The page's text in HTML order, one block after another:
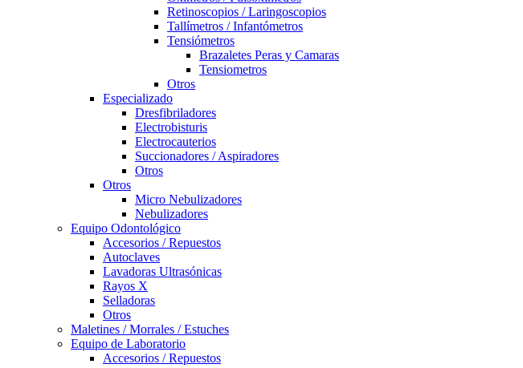
Retinoscopios / Laringoscopios
Tallímetros / Infantómetros
Tensiómetros
Brazaletes Peras y Camaras
Tensiometros
Otros
Especializado
Dresfibriladores
Electrobisturis
Electrocauterios
Succionadores / Aspiradores
Otros
Otros
Micro Nebulizadores
Nebulizadores
Equipo Odontológico
Accesorios / Repuestos
Autoclaves
Lavadoras Ultrasónicas
Rayos X
Selladoras
Otros
Maletines / Morrales / Estuches
Equipo de Laboratorio
Accesorios / Repuestos